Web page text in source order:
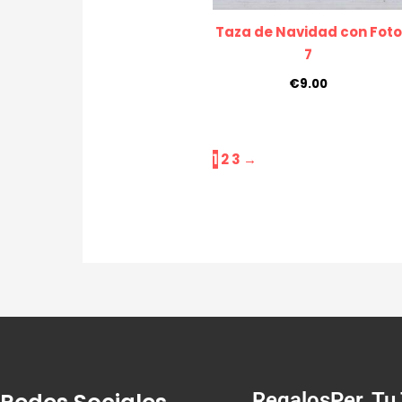
Taza de Navidad con Foto
7
€9.00
1 23 →